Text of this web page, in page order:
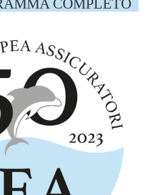
COMPLETO